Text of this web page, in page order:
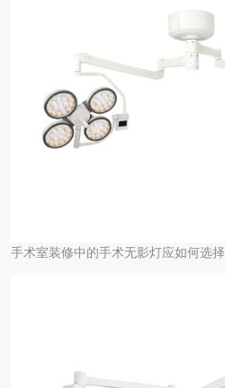
手术室装修中的手术无影灯应如何选择